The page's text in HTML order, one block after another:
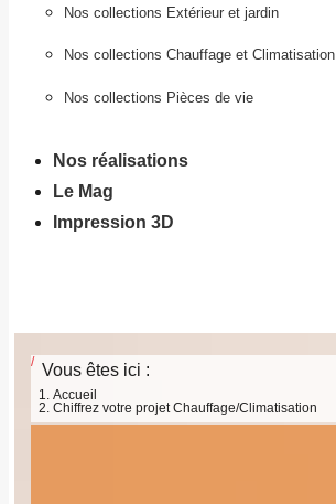
Nos collections Extérieur et jardin
Nos collections Chauffage et Climatisation
Nos collections Pièces de vie
Nos réalisations
Le Mag
Impression 3D
Vous êtes ici :
Accueil
Chiffrez votre projet Chauffage/Climatisation